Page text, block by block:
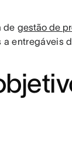
degestão de
entregáveis